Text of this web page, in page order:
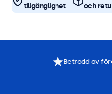
tillgänglighet
och
Betrodd av